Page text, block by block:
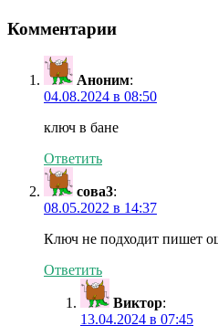
Комментарии
Аноним:
04.08.2024 в 08:50
ключ в бане
Ответить
сова3:
08.05.2022 в 14:37
Ключ не подходит пишет
Ответить
Виктор:
13.04.2024 в 07:45